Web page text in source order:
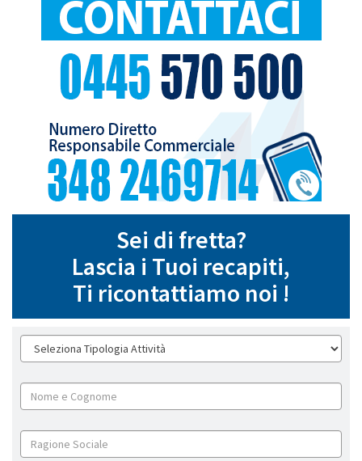
Sei di fretta?
Lascia i Tuoi recapiti,
Ti ricontattiamo noi !